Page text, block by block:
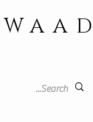
WAAD